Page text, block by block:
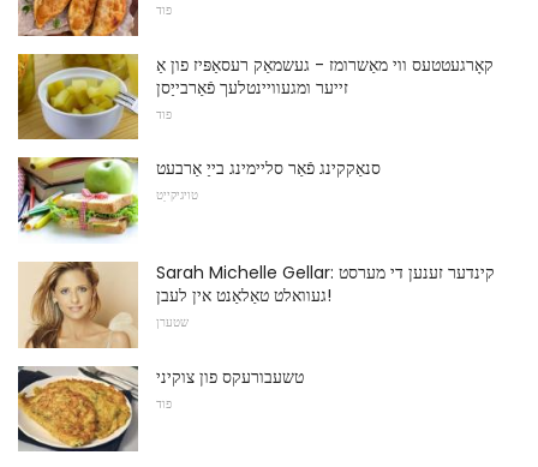
פוד
קאָרגעטטעס ווי מאַשרומז - געשמאַק רעסאַפּיז פון אַ
זייער ומגעוויינטלעך פֿאַרבייַסן
פוד
סנאַקקינג פֿאַר סליימינג בייַ אַרבעט
טויגיקייַט
Sarah Michelle Gellar: קינדער זענען די מערסט
געוואלט טאַלאַנט אין לעבן!
שטערן
טשעבורעקס פון צוקיני
פוד